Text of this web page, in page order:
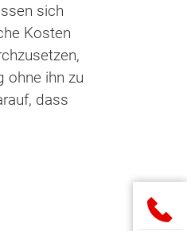
sich
Kosten
ohne ihn zu
dass